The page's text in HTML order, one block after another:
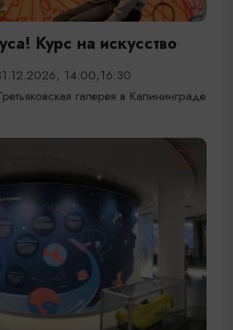
Курс на искусство
14:00,16:30
галерея в Калининграде